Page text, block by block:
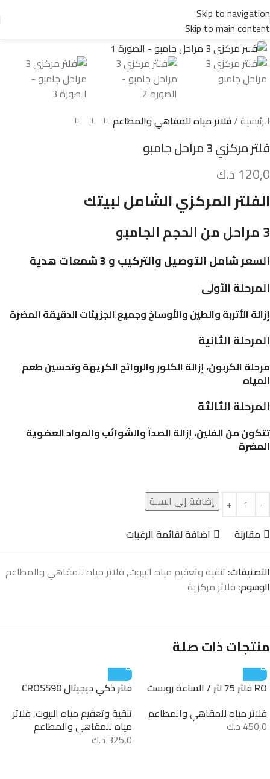
Skip to navigation
Skip to main content
Click to enlarge
الرئيسية فلاتر مياه للمقاهي والمطاعم
فلتر مركزي 3 مراحل جامبو
120,0 د.ك
الفلتر المركزي الشامل لبيتك
3 مراحل من الحجم الجامبو
السعر شامل التوصيل والتركيب و 3 شمعات هدية
المرحلة الأولى
إزالة الأتربة والطين والأوساخ وجميع الجزيئات الدقيقة المضرة
المرحلة الثانية
مرحلة الكربون، إزالة الكلور والروائح الكريهة وتحسين طعم
المياه
المرحلة الثالثة
تتكون من الفلين، إزالة الصدأ والشوائب والمواد العضوية
المضرة
إضافة إلى السلة
مقارنة
اضافة لقائمة الرغبات
التصنيفات: تنقية وتعقيم مياه البيوت,فلاتر مياه للمقاهي والمطاعم
الوسوم: فلاتر مركزية
منتجات ذات صلة
RO فلتر 75 لتر / الساعة روبست
فلاتر مياه للمقاهي والمطاعم
450,0 د.ك
فلتر ذكي ديجيتال CROSS90
تنقية وتعقيم مياه البيوت,فلاتر
مياه للمقاهي والمطاعم
325,0 د.ك